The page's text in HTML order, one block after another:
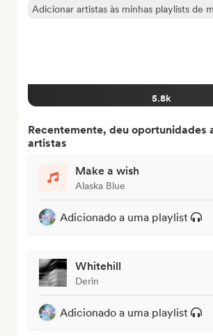
Adicionar artistas às minhas playlists de
5.8k
Recentemente, deu oportunidades
artistas
Make a wish
Alaska Blue
Adicionado a uma playlist
Whitehill
Derin
Adicionado a uma playlist